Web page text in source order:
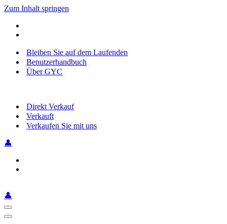
Zum Inhalt springen
Bleiben Sie auf dem Laufenden
Benutzerhandbuch
Über GYC
Direkt Verkauf
Verkauft
Verkaufen Sie mit uns
👤
👤
Navigationsmenü
Navigationsmenü